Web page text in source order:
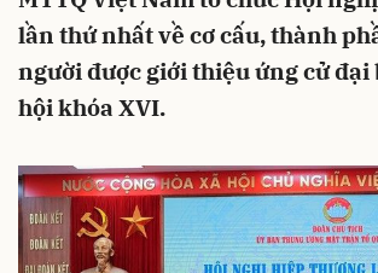
lần thứ nhất về cơ cấu, thành
người được giới thiệu ứng cử đại
hội khóa XVI.